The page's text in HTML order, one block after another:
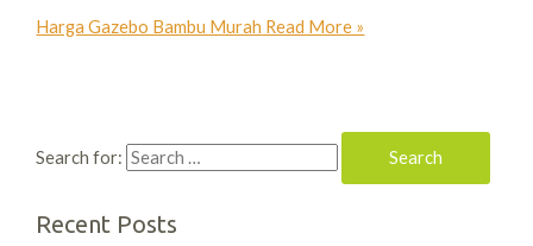
Harga Gazebo Bambu Murah Read More »
Search for:
Recent Posts